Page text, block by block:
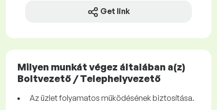
Get link
Milyen munkát végez általában a(z)
Boltvezető / Telephelyvezető
Az üzlet folyamatos működésének biztosítása.